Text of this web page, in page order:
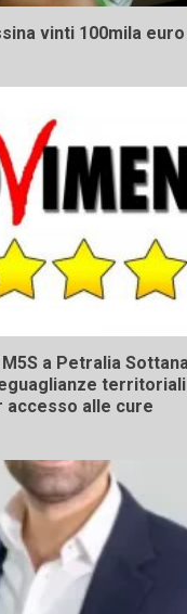
vinti 100mila euro
a Petralia
territoriali
accesso alle cure